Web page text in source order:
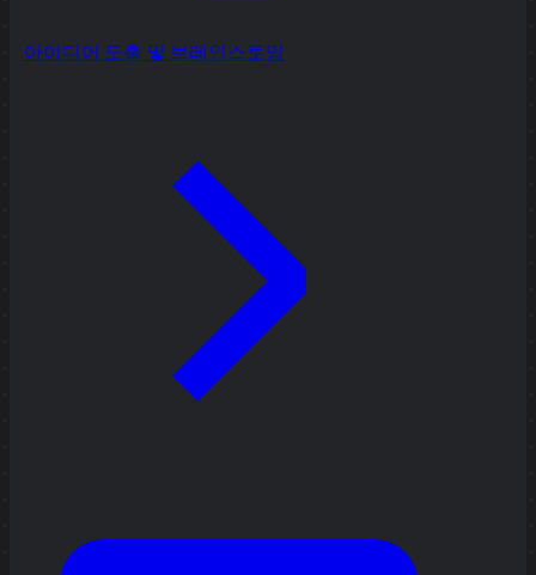
아이디어 도출 및 브레인스토밍